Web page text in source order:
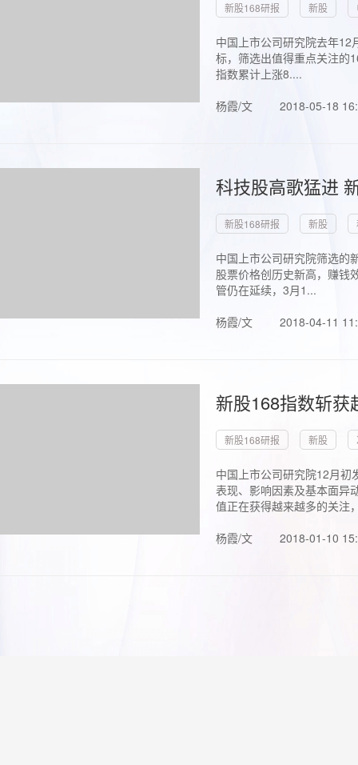
新股168研报 新股
中国上市公司研究院去年
标，筛选出值得重点关注的
指数累计上涨8....
杨霞/文
2018-05-18
科技股高歌猛进
新股168研报 新股
中国上市公司研究院筛选的
股票价格创历史新高，赚钱
管仍在延续，3月1...
杨霞/文
2018-04-11
新股168指数斩
新股168研报 新股
中国上市公司研究院12月初
表现、影响因素及基本面异
值正在获得越来越多的关注
杨霞/文
2018-01-10